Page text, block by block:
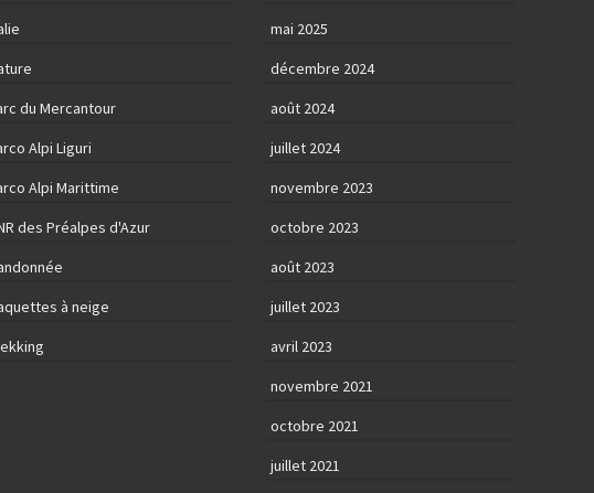
du Mercantour
Alpi Liguri
Alpi Marittime
des Préalpes d'Azur
à neige
mai 2025
décembre 2024
août 2024
juillet 2024
novembre 2023
octobre 2023
août 2023
juillet 2023
avril 2023
novembre 2021
octobre 2021
juillet 2021